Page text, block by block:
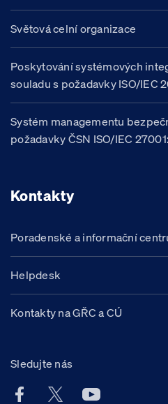
Světová celní organizace
Poskytování systémových
souladu s požadavky ISO/IEC
Systém managementu
požadavky ČSN ISO/IEC
Kontakty
Poradenské a informační
Helpdesk
Kontakty na GŘC a CÚ
Sledujte nás
Facebook účet Celní správy
X účet Celní správy
Youtube účet